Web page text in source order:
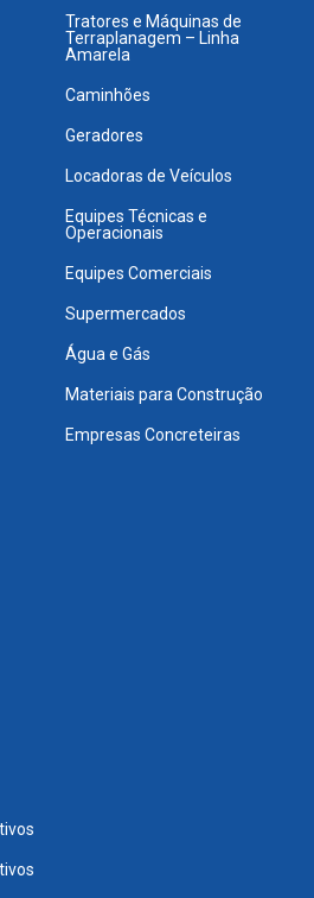
Tratores e Máquinas de
Terraplanagem – Linha
Amarela
Caminhões
Geradores
Locadoras de Veículos
Equipes Técnicas e
Operacionais
Equipes Comerciais
Supermercados
Água e Gás
Materiais para Construção
Empresas Concreteiras